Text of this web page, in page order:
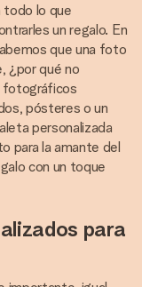
todo lo que
un regalo. En
que una foto
¿por qué no
fotográficos
pósteres o un
personalizada
para la amante del
con un toque
para